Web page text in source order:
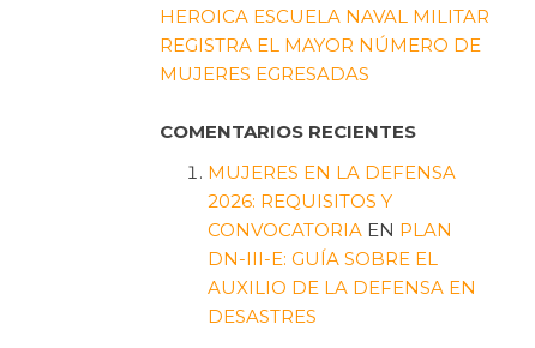
HEROICA ESCUELA NAVAL MILITAR
REGISTRA EL MAYOR NÚMERO DE
MUJERES EGRESADAS
COMENTARIOS RECIENTES
MUJERES EN LA DEFENSA
2026: REQUISITOS Y
CONVOCATORIA EN PLAN
DN-III-E: GUÍA SOBRE EL
AUXILIO DE LA DEFENSA EN
DESASTRES